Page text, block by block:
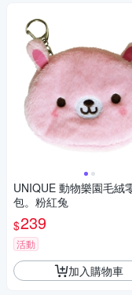
UNIQUE 動物樂園毛絨
包。粉紅兔
$239
活動
加入購物車